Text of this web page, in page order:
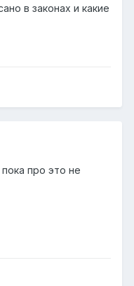
в законах и какие
про это не